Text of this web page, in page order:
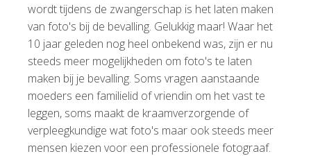
wordt tijdens de zwangerschap is het laten maken
van foto's bij de bevalling. Gelukkig maar! Waar het
10 jaar geleden nog heel onbekend was, zijn er nu
steeds meer mogelijkheden om foto's te laten
maken bij je bevalling. Soms vragen aanstaande
moeders een familielid of vriendin om het vast te
leggen, soms maakt de kraamverzorgende of
verpleegkundige wat foto's maar ook steeds meer
mensen kiezen voor een professionele fotograaf.